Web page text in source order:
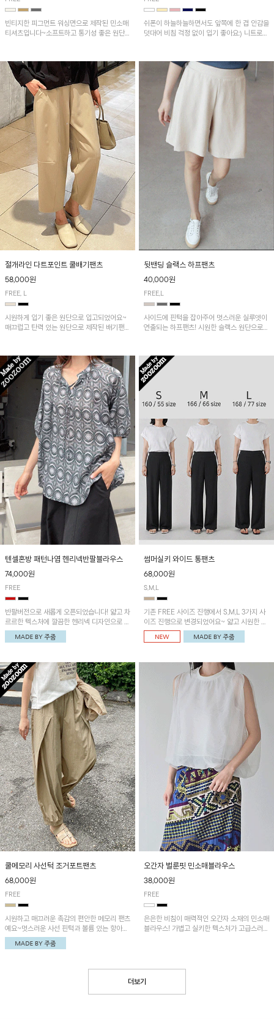
빈티지한 피그먼트 워싱면으로 제작된 민소매
티셔츠입니다~소프트하고 통기성 좋은 원단
쉬폰이 하늘하늘하면서도 앞쪽에 한 겹 안감을
덧대어 비침 걱정 없이 입기 좋아요:) 니트로
절개라인 다트포인트 쿨배기팬츠
58,000원
FREE, L
시원하게 입기 좋은 원단으로 입고되었어요~
매끄럽고 탄력 있는 원단으로 제작된 배기팬츠
뒷밴딩 슬랙스 하프팬츠
40,000원
FREE,L
사이드에 핀턱을 잡아주어 멋스러운 실루엣이
연출되는 하프팬츠! 시원한 슬랙스 원단으로
텐셀혼방 패턴나염 헨리넥반팔블라우스
74,000원
FREE
반팔버전으로 새롭게 오픈되었습니다! 얇고 차
르르한 텍스처에 깔끔한 헨리넥 디자인으로 제
작된 블라우스예요~볼륨감있는 소매 셔링과
세련된 나염패턴으로 유니크한 매력 UP!
썸머실키 와이드 통팬츠
68,000원
S,M,L
기존 FREE 사이즈 진행에서 S,M,L 3가지 사
이즈 진행으로 변경되었어요~ 얇고 시원한 원
단으로 제작된 와이드팬츠! 베이직한 디자인으
로 코디 활용도가 높은 아이템이에요~
쿨메모리 사선턱 조거포트팬츠
68,000원
FREE
시원하고 매끄러운 촉감의 편안한 메모리 팬츠
예요~멋스러운 사선 핀턱과 볼륨 있는 항아리
핏이 유니크한 아이템!
오간자 벌룬핏 민소매블라우스
38,000원
FREE
은은한 비침이 매력적인 오간자 소재의 민소매
블라우스! 가볍고 실키한 텍스처가 고급스러운
더보기